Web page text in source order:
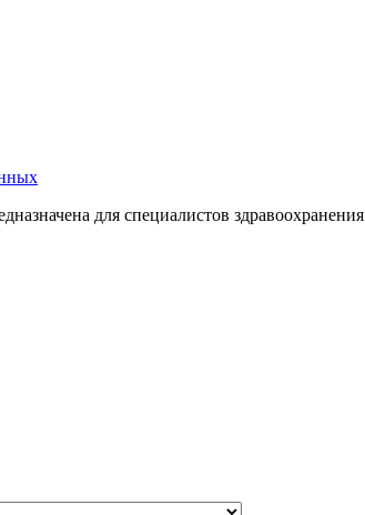
для специалистов здравоохранения